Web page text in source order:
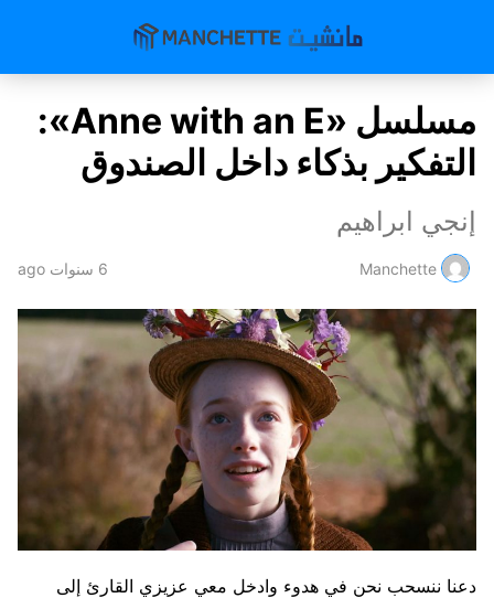
مسلسل «Anne with an E»:
التفكير بذكاء داخل الصندوق
إنجي ابراهيم
Manchette 6 سنوات ago
دعنا ننسحب نحن في هدوء وادخل معي عزيزي القارئ إلى